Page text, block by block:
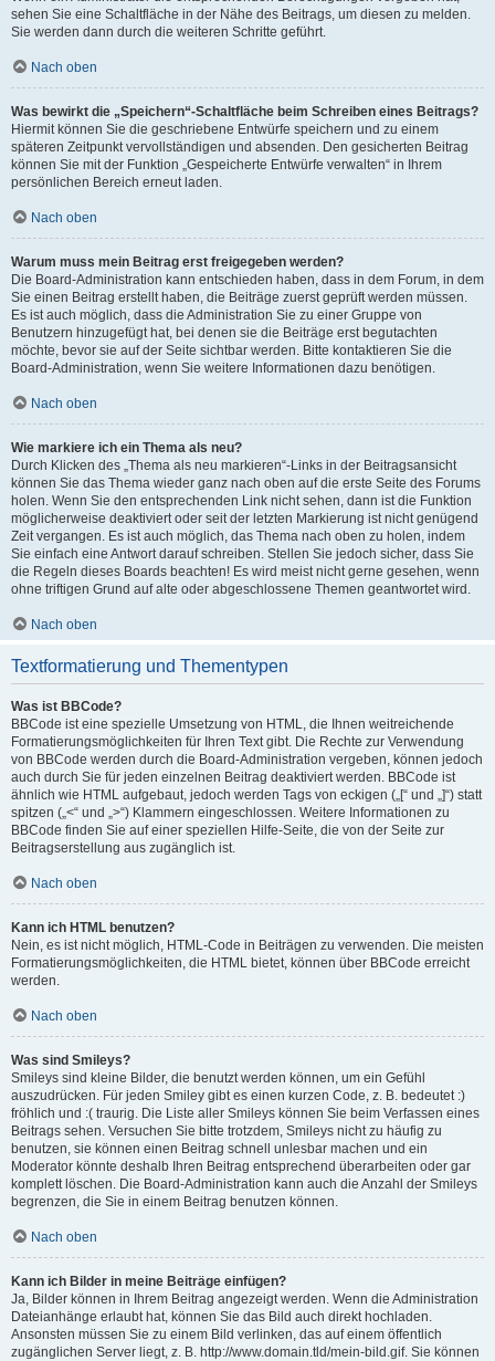
sehen Sie eine Schaltfläche in der Nähe des Beitrags, um diesen zu melden.
Sie werden dann durch die weiteren Schritte geführt.
Nach oben
Was bewirkt die „Speichern“-Schaltfläche beim Schreiben eines Beitrags?
Hiermit können Sie die geschriebene Entwürfe speichern und zu einem
späteren Zeitpunkt vervollständigen und absenden. Den gesicherten Beitrag
können Sie mit der Funktion „Gespeicherte Entwürfe verwalten“ in Ihrem
persönlichen Bereich erneut laden.
Nach oben
Warum muss mein Beitrag erst freigegeben werden?
Die Board-Administration kann entschieden haben, dass in dem Forum, in dem
Sie einen Beitrag erstellt haben, die Beiträge zuerst geprüft werden müssen.
Es ist auch möglich, dass die Administration Sie zu einer Gruppe von
Benutzern hinzugefügt hat, bei denen sie die Beiträge erst begutachten
möchte, bevor sie auf der Seite sichtbar werden. Bitte kontaktieren Sie die
Board-Administration, wenn Sie weitere Informationen dazu benötigen.
Nach oben
Wie markiere ich ein Thema als neu?
Durch Klicken des „Thema als neu markieren“-Links in der Beitragsansicht
können Sie das Thema wieder ganz nach oben auf die erste Seite des Forums
holen. Wenn Sie den entsprechenden Link nicht sehen, dann ist die Funktion
möglicherweise deaktiviert oder seit der letzten Markierung ist nicht genügend
Zeit vergangen. Es ist auch möglich, das Thema nach oben zu holen, indem
Sie einfach eine Antwort darauf schreiben. Stellen Sie jedoch sicher, dass Sie
die Regeln dieses Boards beachten! Es wird meist nicht gerne gesehen, wenn
ohne triftigen Grund auf alte oder abgeschlossene Themen geantwortet wird.
Nach oben
Textformatierung und Thementypen
Was ist BBCode?
BBCode ist eine spezielle Umsetzung von HTML, die Ihnen weitreichende
Formatierungsmöglichkeiten für Ihren Text gibt. Die Rechte zur Verwendung
von BBCode werden durch die Board-Administration vergeben, können jedoch
auch durch Sie für jeden einzelnen Beitrag deaktiviert werden. BBCode ist
ähnlich wie HTML aufgebaut, jedoch werden Tags von eckigen („[“ und „]“) statt
spitzen („<“ und „>“) Klammern eingeschlossen. Weitere Informationen zu
BBCode finden Sie auf einer speziellen Hilfe-Seite, die von der Seite zur
Beitragserstellung aus zugänglich ist.
Nach oben
Kann ich HTML benutzen?
Nein, es ist nicht möglich, HTML-Code in Beiträgen zu verwenden. Die meisten
Formatierungsmöglichkeiten, die HTML bietet, können über BBCode erreicht
werden.
Nach oben
Was sind Smileys?
Smileys sind kleine Bilder, die benutzt werden können, um ein Gefühl
auszudrücken. Für jeden Smiley gibt es einen kurzen Code, z. B. bedeutet :)
fröhlich und :( traurig. Die Liste aller Smileys können Sie beim Verfassen eines
Beitrags sehen. Versuchen Sie bitte trotzdem, Smileys nicht zu häufig zu
benutzen, sie können einen Beitrag schnell unlesbar machen und ein
Moderator könnte deshalb Ihren Beitrag entsprechend überarbeiten oder gar
komplett löschen. Die Board-Administration kann auch die Anzahl der Smileys
begrenzen, die Sie in einem Beitrag benutzen können.
Nach oben
Kann ich Bilder in meine Beiträge einfügen?
Ja, Bilder können in Ihrem Beitrag angezeigt werden. Wenn die Administration
Dateianhänge erlaubt hat, können Sie das Bild auch direkt hochladen.
Ansonsten müssen Sie zu einem Bild verlinken, das auf einem öffentlich
zugänglichen Server liegt, z. B. http://www.domain.tld/mein-bild.gif. Sie können